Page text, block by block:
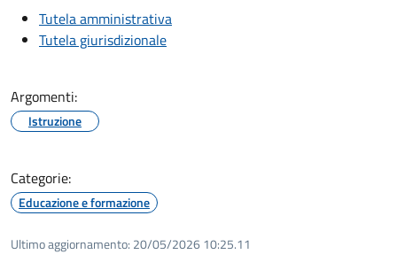
Tutela amministrativa
Tutela giurisdizionale
Argomenti:
Istruzione
Categorie:
Educazione e formazione
Ultimo aggiornamento: 20/05/2026 10:25.11